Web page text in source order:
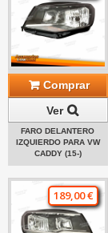
Comprar
Ver
FARO DELANTERO
IZQUIERDO PARA VW
CADDY (15-)
189,00 €